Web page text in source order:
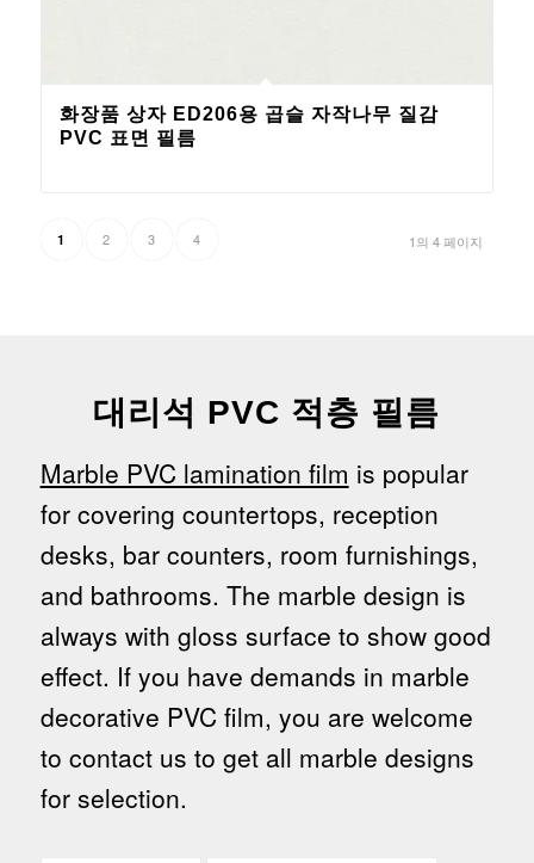
화장품 상자 ED206용 곱슬 자작나무 질감
PVC 표면 필름
1의 4 페이지
1 2 3 4
대리석 PVC 적층 필름
Marble PVC lamination film is popular
for covering countertops, reception
desks, bar counters, room furnishings,
and bathrooms. The marble design is
always with gloss surface to show good
effect. If you have demands in marble
decorative PVC film, you are welcome
to contact us to get all marble designs
for selection.